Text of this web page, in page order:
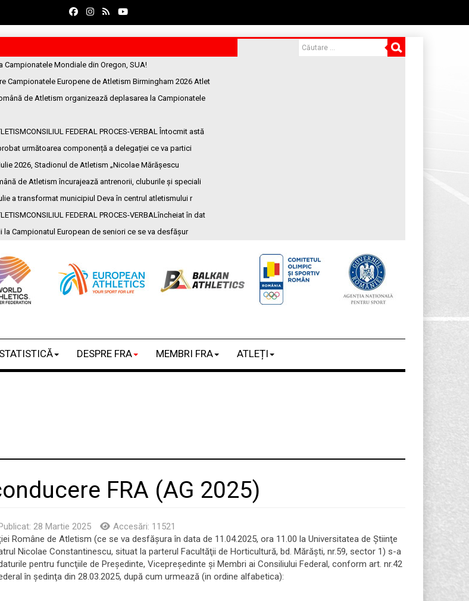
Campionatele Mondiale din Oregon, SUA!
Campionatele Europene de Atletism Birmingham 2026 Atlet
de Atletism organizează deplasarea la Campionatele
FEDERAL PROCES-VERBAL Întocmit astă
următoarea componență a delegației ce va partici
2026, Stadionul de Atletism „Nicolae Mărășescu
de Atletism încurajează antrenorii, cluburile și speciali
a transformat municipiul Deva în centrul atletismului r
FEDERAL PROCES-VERBALîncheiat în dat
la Campionatul European de seniori ce se va desfășur
STATISTICĂ DESPRE FRA MEMBRI FRA ATLEȚI
FRA (AG 2025)
28 Martie 2025
Accesări: 11521
Române de Atletism (ce se va desfăşura în data de 11.04.2025, ora 11.00 la Universitatea de Ştiinţe
Nicolae Constantinescu, situat la parterul Facultăţii de Horticultură, bd. Mărăşti, nr.59, sector 1) s-a
pentru funcţiile de Preşedinte, Vicepreşedinte şi Membri ai Consiliului Federal, conform art. nr.42
în şedinţa din 28.03.2025, după cum urmează (in ordine alfabetica):